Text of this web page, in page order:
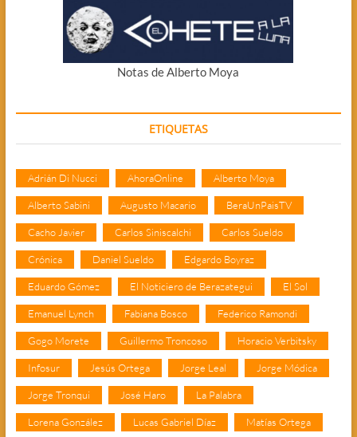
Notas de Alberto Moya
ETIQUETAS
Adrián Di Nucci AhoraOnline Alberto Moya
Alberto Sabini Augusto Macario BeraUnPaisTV
Cacho Javier Carlos Siniscalchi Carlos Sueldo
Crónica Daniel Sueldo Edgardo Boyraz
Eduardo Gómez El Noticiero de Berazategui El Sol
Emanuel Lynch Fabiana Bosco Federico Ramondi
Gogo Morete Guillermo Troncoso Horacio Verbitsky
Infosur Jesús Ortega Jorge Leal Jorge Módica
Jorge Tronqui José Haro La Palabra
Lorena González Lucas Gabriel Díaz Matías Ortega